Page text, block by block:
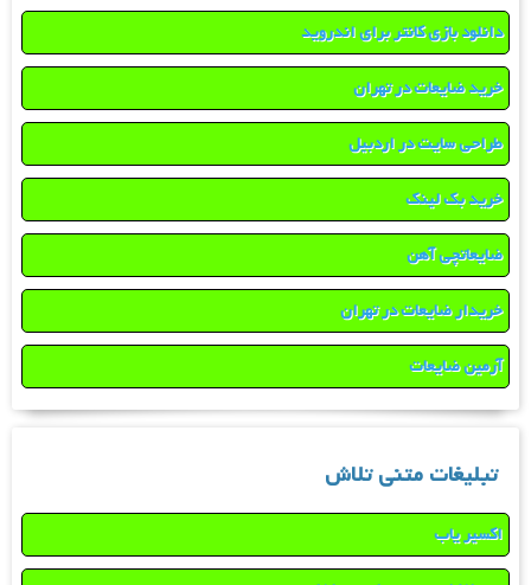
دانلود بازی کانتر برای اندروید
خرید ضایعات در تهران
طراحی سایت در اردبیل
خرید بک لینک
ضایعاتچی آهن
خریدار ضایعات در تهران
آرمین ضایعات
تبلیغات متنی تلاش
اکسیر یاب